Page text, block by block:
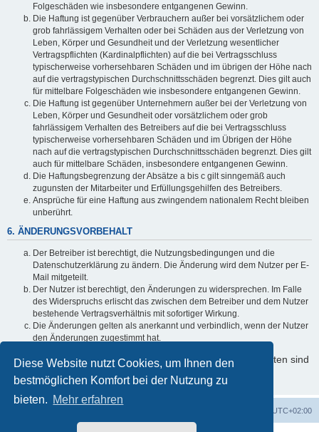
Diese Website nutzt Cookies, um Ihnen den
bestmöglichen Komfort bei der Nutzung zu
bieten. Mehr erfahren
Folgeschäden wie insbesondere entgangenen Gewinn.
Die Haftung ist gegenüber Verbrauchern außer bei vorsätzlichem oder
grob fahrlässigem Verhalten oder bei Schäden aus der Verletzung von
Leben, Körper und Gesundheit und der Verletzung wesentlicher
Vertragspflichten (Kardinalpflichten) auf die bei Vertragsschluss
typischerweise vorhersehbaren Schäden und im übrigen der Höhe nach
auf die vertragstypischen Durchschnittsschäden begrenzt. Dies gilt auch
für mittelbare Folgeschäden wie insbesondere entgangenen Gewinn.
Die Haftung ist gegenüber Unternehmern außer bei der Verletzung von
Leben, Körper und Gesundheit oder vorsätzlichem oder grob
fahrlässigem Verhalten des Betreibers auf die bei Vertragsschluss
typischerweise vorhersehbaren Schäden und im Übrigen der Höhe
nach auf die vertragstypischen Durchschnittsschäden begrenzt. Dies gilt
auch für mittelbare Schäden, insbesondere entgangenen Gewinn.
Die Haftungsbegrenzung der Absätze a bis c gilt sinngemäß auch
zugunsten der Mitarbeiter und Erfüllungsgehilfen des Betreibers.
Ansprüche für eine Haftung aus zwingendem nationalem Recht bleiben
unberührt.
6. ÄNDERUNGSVORBEHALT
Der Betreiber ist berechtigt, die Nutzungsbedingungen und die
Datenschutzerklärung zu ändern. Die Änderung wird dem Nutzer per E-
Mail mitgeteilt.
Der Nutzer ist berechtigt, den Änderungen zu widersprechen. Im Falle
des Widerspruchs erlischt das zwischen dem Betreiber und dem Nutzer
bestehende Vertragsverhältnis mit sofortiger Wirkung.
Die Änderungen gelten als anerkannt und verbindlich, wenn der Nutzer
den Änderungen zugestimmt hat.
Informationen über den Umgang mit Ihren persönlichen Daten sind
in der Datenschutzerklärung enthalten.
UTC+02:00